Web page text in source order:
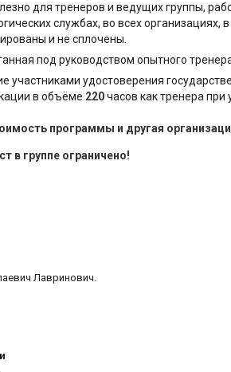
для тренеров и ведущих группы,
службах, во всех организациях,
и не сплочены.
под руководством опытного
участниками удостоверения
в объёме 220часов как тренера
программы и другая
в группе ограничено!
Лавринович.